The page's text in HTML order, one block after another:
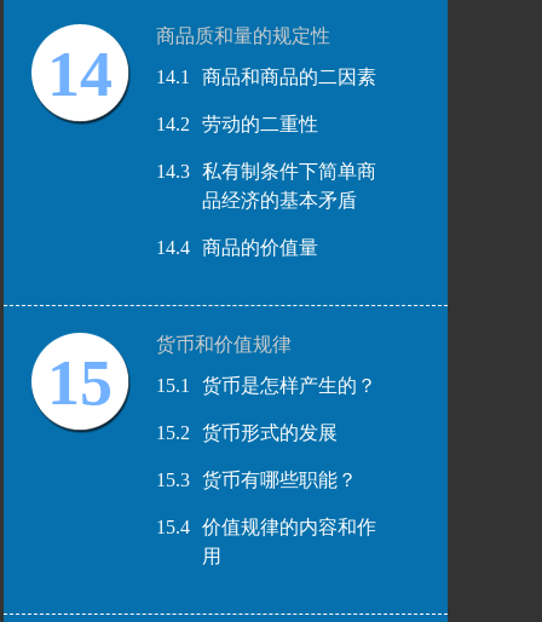
14
商品质和量的规定性
14.1
商品和商品的二因素
14.2 劳动的二重性
14.3
私有制条件下简单商
品经济的基本矛盾
14.4 商品的价值量
15
货币和价值规律
15.1
货币是怎样产生的？
15.2 货币形式的发展
15.3 货币有哪些职能？
15.4
价值规律的内容和作
用